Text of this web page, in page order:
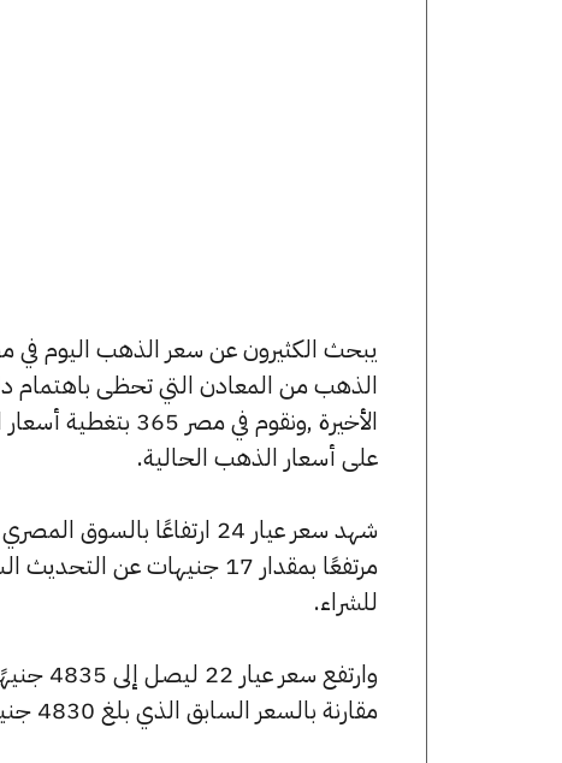
الذهب من المعادن التي تحظى باهتمام
الأخيرة ,ونقوم
على أسعار الذهب الحالية.
للشراء.
مقارنة بالسعر السابق الذي بلغ 4830 جنيهًا للبيع و4798 جنيهًا للشراء.